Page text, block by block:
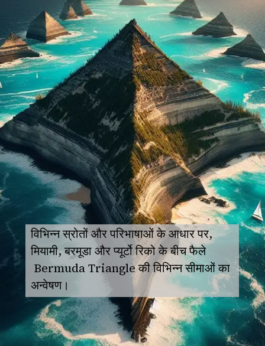
विभिन्न स्रोतों और परिभाषाओं के आधार पर,
मियामी, बरमूडा और प्यूर्टो रिको के बीच फैले
Bermuda Triangle की विभिन्न सीमाओं का
अन्वेषण।